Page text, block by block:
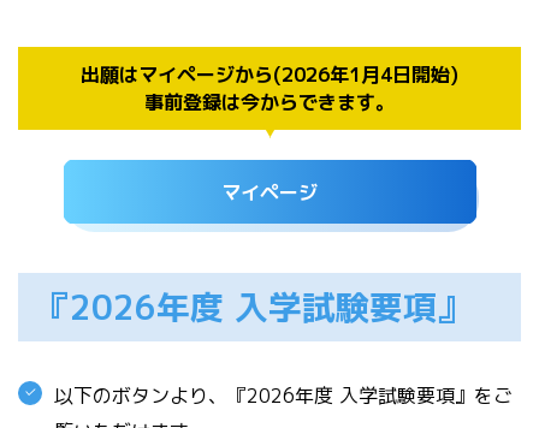
出願はマイページから(2026年1月4日開始)
事前登録は今からできます。
マイページ
『2026年度 入学試験要項』
以下のボタンより、『2026年度 入学試験要項』をご